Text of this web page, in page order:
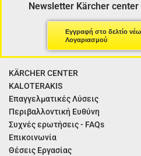
Newsletter Kärcher
Εγγραφή στο δελτίο
Λογαριασμού
KÄRCHER CENTER
KALOTERAKIS
Επαγγελματικές Λύσεις
Περιβαλλοντική Ευθύνη
Συχνές ερωτήσεις - FAQs
Επικοινωνία
Θέσεις Εργασίας